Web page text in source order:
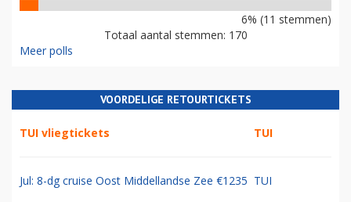
6% (11 stemmen)
Totaal aantal stemmen: 170
Meer polls
VOORDELIGE RETOURTICKETS
TUI vliegtickets TUI
Jul: 8-dg cruise Oost Middellandse Zee €1235 TUI